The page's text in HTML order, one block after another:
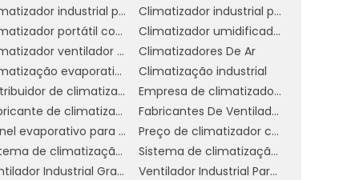
Climatizador industrial portátil
Climatizador industrial preço
Climatizador portátil com água
Climatizador umidificador industrial
Climatizador ventilador umidificador de parede a água
Climatizadores De Ar
Climatização evaporativa industrial
Climatização industrial
Distribuidor de climatizador evaporativo
Empresa de climatizador evaporativo
Fabricante de climatizador industrial
Fabricantes De Ventiladores Industriais
Painel evaporativo para climatizador
Preço de climatizador com névoa
Sistema de climatização evaporativa
Sistema de climatização industrial
Ventilador Industrial Grande
Ventilador Industrial Para Galpão